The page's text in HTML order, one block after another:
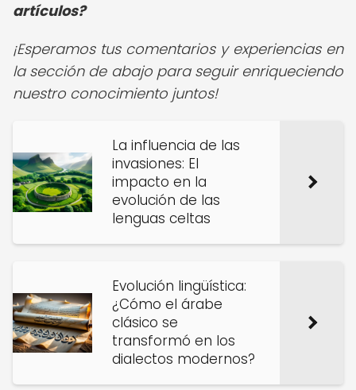
artículos?
¡Esperamos tus comentarios y experiencias en
la sección de abajo para seguir enriqueciendo
nuestro conocimiento juntos!
La influencia de las
invasiones: El
impacto en la
evolución de las
lenguas celtas
Evolución lingüística:
¿Cómo el árabe
clásico se
transformó en los
dialectos modernos?